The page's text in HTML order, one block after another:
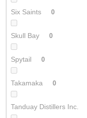
Six Saints 0
Skull Bay 0
Spytail 0
Takamaka 0
Tanduay Distillers Inc.